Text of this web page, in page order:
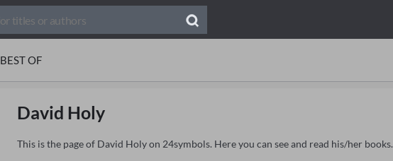
BEST OF
David Holy
This is the page of David Holy on 24symbols. Here you can see and read his/her books.